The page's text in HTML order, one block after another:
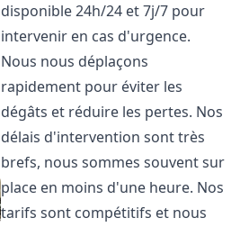
disponible 24h/24 et 7j/7 pour
intervenir en cas d'urgence.
Nous nous déplaçons
rapidement pour éviter les
dégâts et réduire les pertes. Nos
délais d'intervention sont très
brefs, nous sommes souvent sur
place en moins d'une heure. Nos
tarifs sont compétitifs et nous